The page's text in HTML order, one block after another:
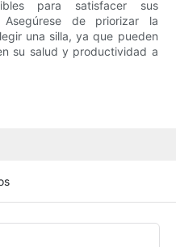
para satisfacer sus
Asegúrese de priorizar la
una silla, ya que pueden
su salud y productividad a